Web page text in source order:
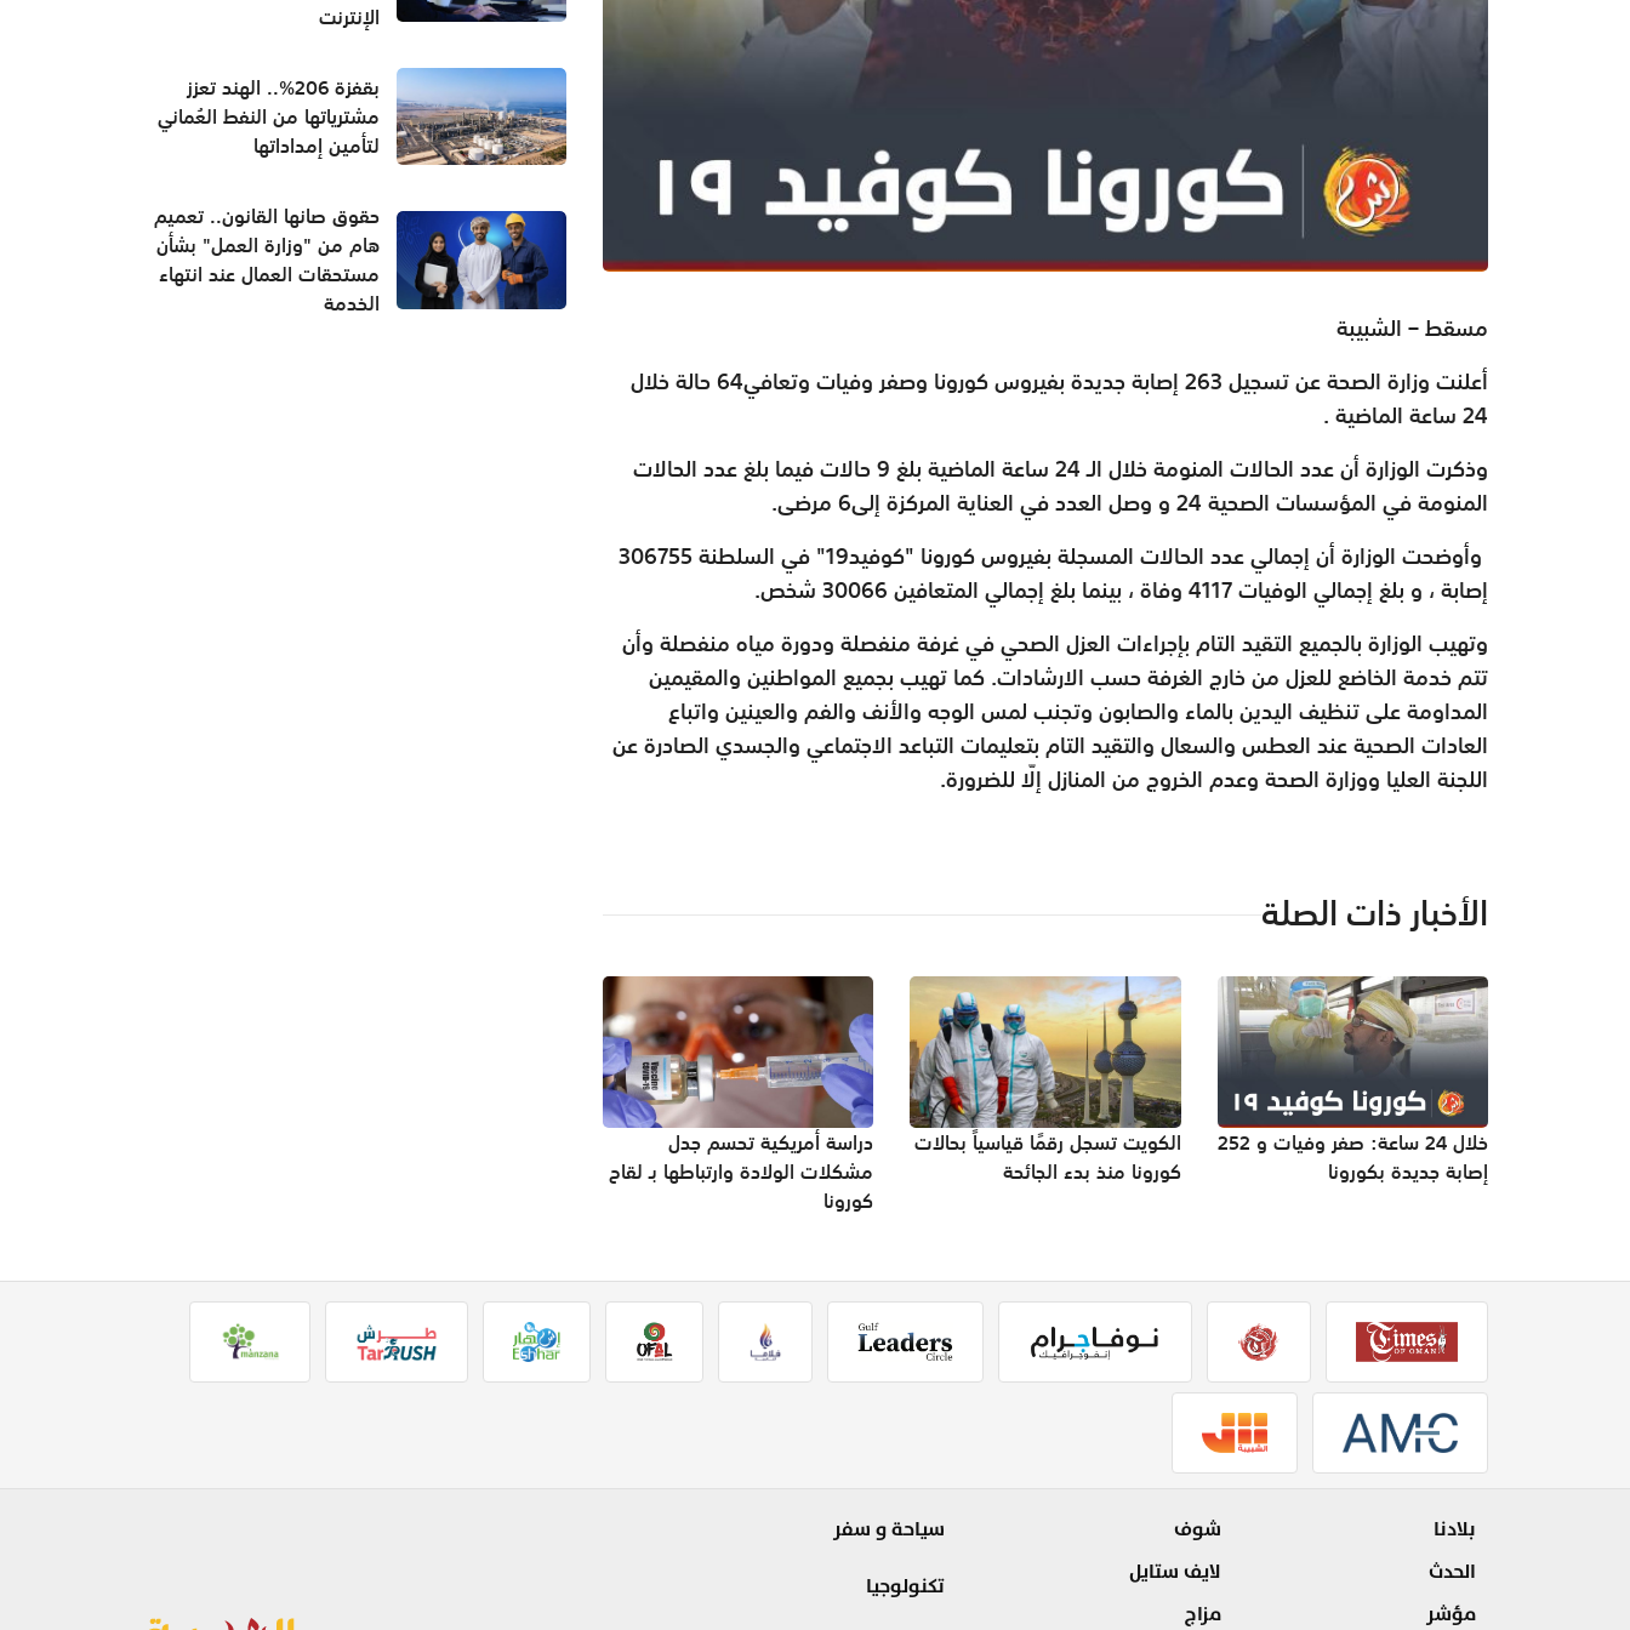
مسقط – الشبيبة
أعلنت وزارة الصحة عن تسجيل 263 إصابة جديدة بفيروس كورونا وصفر وفيات وتعافي64 حالة خلال
24 ساعة الماضية .
وذكرت الوزارة أن عدد الحالات المنومة خلال الـ 24 ساعة الماضية بلغ 9 حالات فيما بلغ عدد الحالات
المنومة في المؤسسات الصحية 24 و وصل العدد في العناية المركزة إلى6 مرضى.
وأوضحت الوزارة أن إجمالي عدد الحالات المسجلة بفيروس كورونا "كوفيد19" في السلطنة 306755
إصابة ، و بلغ إجمالي الوفيات 4117 وفاة ، بينما بلغ إجمالي المتعافين 30066 شخص.
وتهيب الوزارة بالجميع التقيد التام بإجراءات العزل الصحي في غرفة منفصلة ودورة مياه منفصلة وأن
تتم خدمة الخاضع للعزل من خارج الغرفة حسب الارشادات. كما تهيب بجميع المواطنين والمقيمين
المداومة على تنظيف اليدين بالماء والصابون وتجنب لمس الوجه والأنف والفم والعينين واتباع
العادات الصحية عند العطس والسعال والتقيد التام بتعليمات التباعد الاجتماعي والجسدي الصادرة عن
اللجنة العليا ووزارة الصحة وعدم الخروج من المنازل إلّا للضرورة.
الأخبار ذات الصلة
خلال 24 ساعة: صفر وفيات و 252
إصابة جديدة بكورونا
الكويت تسجل رقمًا قياسياً بحالات
كورونا منذ بدء الجائحة
دراسة أمريكية تحسم جدل
مشكلات الولادة وارتباطها بـ لقاح
كورونا
الإنترنت
بقفزة 206%.. الهند تعزز
مشترياتها من النفط العُماني
لتأمين إمداداتها
حقوق صانها القانون.. تعميم
هام من "وزارة العمل" بشأن
مستحقات العمال عند انتهاء
الخدمة
بلادنا
الحدث
مؤشر
شوف
لايف ستايل
مزاج
سياحة و سفر
تكنولوجيا